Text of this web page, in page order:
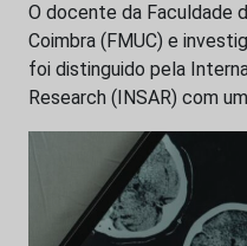
O docente da Faculdade
Coimbra (FMUC) e
foi distinguido pela
Research (INSAR) com